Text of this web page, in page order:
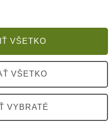
VŠETKO
VŠETKO
VYBRATÉ